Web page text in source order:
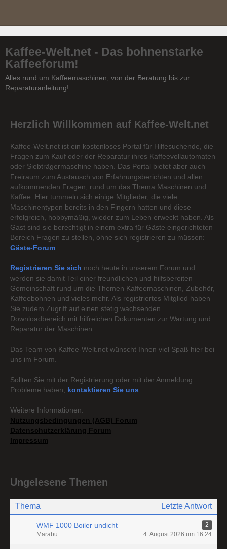
Kaffee-Welt.net - Das bohnenstarke
Kaffeeforum!
Alles rund um Kaffeemaschinen, von der Beratung bis zur
Reparaturanleitung!
Herzlich Willkommen auf Kaffee-Welt.net
Kaffee-Welt.net ist ein kostenloses Portal für Hilfesuchende, die
Fragen zum Kauf oder der Reparatur ihres Kaffeevollautomaten
oder Siebträgermaschine haben. Das Portal bietet aber auch
Freiraum zum Austausch von Erfahrungsberichten und allen
aufkommenden Fragen, rund um das Thema Maschinen und
Kaffee. Hier tummeln sich einige Mitglieder, die viele
Maschinentypen bereits in den Fingern hatten und diese
erfolgreich, hobbymäßig, wieder zum Leben erweckt haben. Als
Gast sind sie berechtigt in einem extra für Gäste eingerichteten
Bereich Fragen zu stellen, ohne sich registrieren zu müssen:
Gäste-Forum
Registrieren Sie sich noch heute in unserem Forum und
werden sie damit Teil einer freundlichen und hilfsbereiten
Gemeinschaft rund um die Themen Kaffeemaschinen, Zubehör,
Kaffeebohnen und vieles mehr. Als registriertes Mitglied haben
Sie zudem Zugriff auf einen stetig wachsenden
Downloadbereich mit hilfreichen Dokumenten zur Wartung und
Reparatur der Maschinen.
Das Team von Kaffee-Welt.net wünscht Ihnen viel Spaß hier bei
uns im Forum.
Sollten Sie mit der Registrierung oder mit der Anmeldung
Probleme haben, kontaktieren Sie uns
Weitere Informationen:
Nutzungsbedingungen (AGB) Forum
Datenschutzerklärung Forum
Impressum
Ungelesene Themen
Thema Letzte Antwort
WMF 1000 Boiler undicht
2
Marabu
4. August 2026 um 16:24